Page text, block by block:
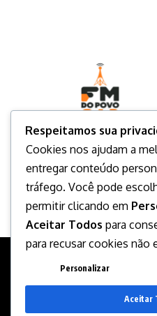
Respeitamos sua
Cookies nos ajudam a
entregar conteúdo
tráfego. Você pode
permitir clicando em
Aceitar Todos para
para recusar cookies não
Personalizar
Aceitar